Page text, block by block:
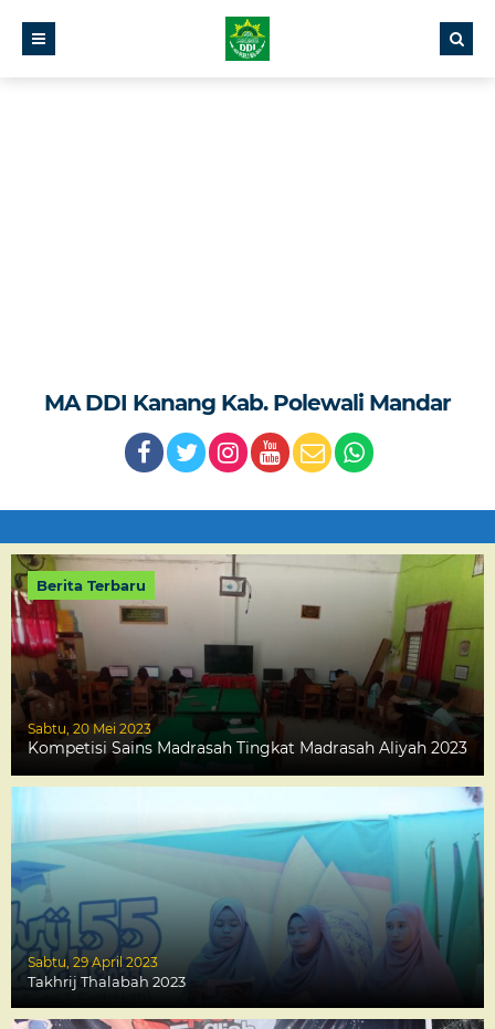
MA DDI Kanang Kab. Polewali Mandar
Berita Terbaru
Sabtu, 20 Mei 2023
Kompetisi Sains Madrasah Tingkat Madrasah Aliyah 2023
Sabtu, 29 April 2023
Takhrij Thalabah 2023